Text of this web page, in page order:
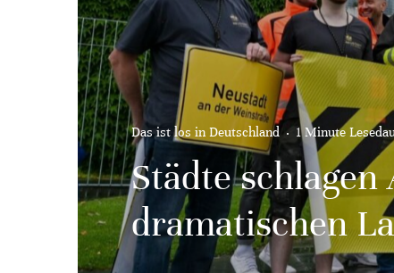
Das ist los in Deutschland · 1 Minute
Städte
dramatischen